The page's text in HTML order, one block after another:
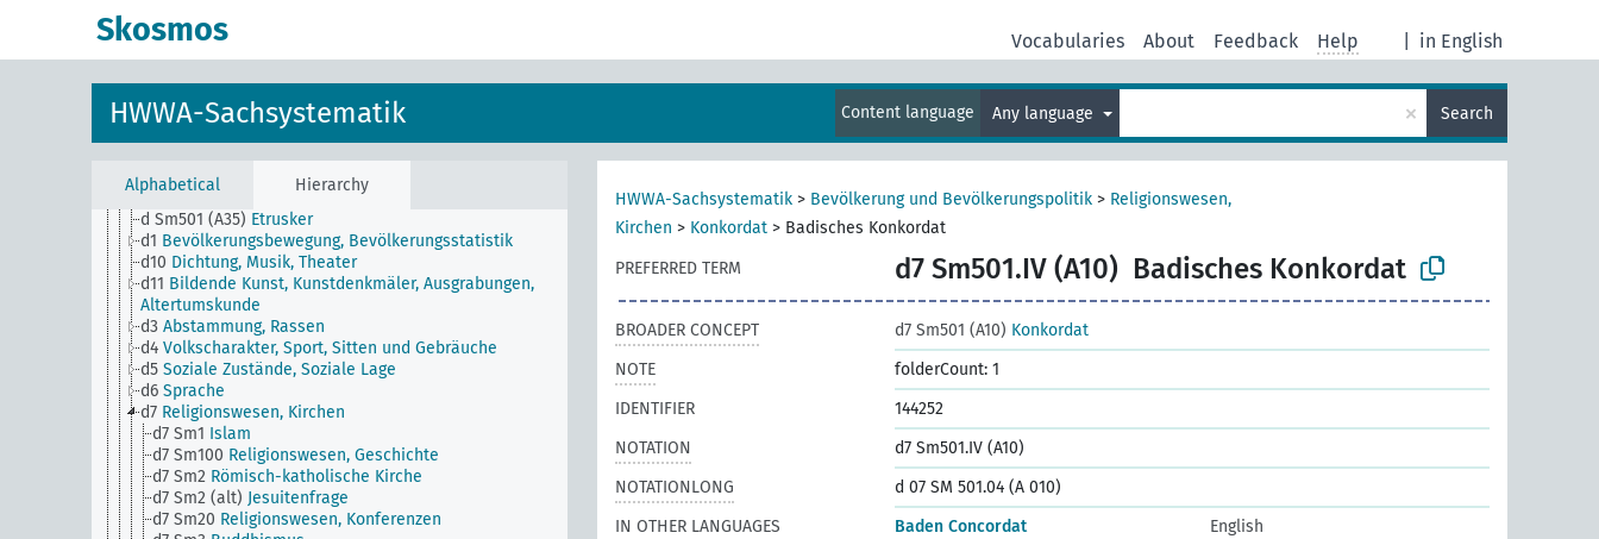
Skosmos in English
Vocabularies About Feedback Help
HWWA-Sachsystematik Content language Any language × Search
Alphabetical Hierarchy
d Sm2 Personenstandsregister
d Sm40 Bevölkerung und Bevölkerungspolitik, Berufe
Institutionen
d Sm501 (A10)
Ehestandsdarlehen und -beihilfe
d Sm501 (A35) Etrusker
d1 Bevölkerungsbewegung, Bevölkerungsstatistik
d10 Dichtung, Musik, Theater
d11 Bildende Kunst, Kunstdenkmäler, Ausgrabungen,
Altertumskunde
d3 Abstammung, Rassen
d4 Volkscharakter, Sport, Sitten und Gebräuche
d5 Soziale Zustände, Soziale Lage
d6 Sprache
d7 Religionswesen, Kirchen
d7 Sm1 Islam
d7 Sm100 Religionswesen, Geschichte
d7 Sm2 Römisch-katholische Kirche
d7 Sm2 (alt) Jesuitenfrage
d7 Sm20 Religionswesen, Konferenzen
HWWA-Sachsystematik > Bevölkerung und Bevölkerungspolitik > Religionswesen,
Kirchen > Konkordat > Badisches Konkordat
PREFERRED TERM
d7 Sm501.IV (A10) Badisches Konkordat
BROADER CONCEPT d7 Sm501 (A10) Konkordat
NOTE
folderCount: 1
IDENTIFIER
144252
NOTATION
d7 Sm501.IV (A10)
NOTATIONLONG
d 07 SM 501.04 (A 010)
IN OTHER LANGUAGES
Baden Concordat
English